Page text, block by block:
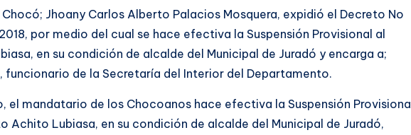
Jhoany Carlos Alberto Palacios Mosquera, expidió el Decreto No
por medio del cual se hace efectiva la Suspensión Provisional al
en su condición de alcalde del Municipal de Juradó y encarga a;
funcionario de la Secretaría del Interior del Departamento.
el mandatario de los Chocoanos hace efectiva la Suspensión Provisional
Achito Lubiasa, en su condición de alcalde del Municipal de Juradó,